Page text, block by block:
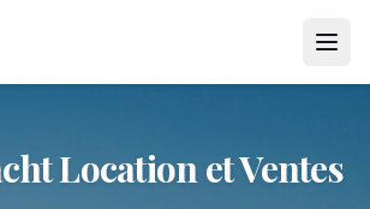
Location et Ventes